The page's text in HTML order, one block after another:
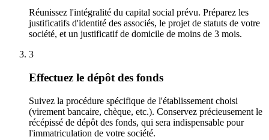
Réunissez l'intégralité du capital social prévu. Préparez les
justificatifs d'identité des associés, le projet de statuts de votre
société, et un justificatif de domicile de moins de 3 mois.
3
Effectuez le dépôt des fonds
Suivez la procédure spécifique de l'établissement choisi
(virement bancaire, chèque, etc.). Conservez précieusement le
récépissé de dépôt des fonds, qui sera indispensable pour
l'immatriculation de votre société.